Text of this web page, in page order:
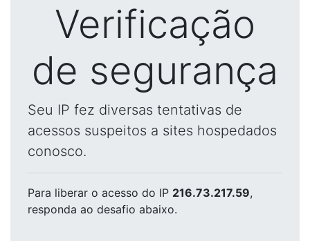
Verificação
de segurança
Seu IP fez diversas tentativas de
acessos suspeitos a sites hospedados
conosco.
Para liberar o acesso do IP 216.73.217.59,
responda ao desafio abaixo.